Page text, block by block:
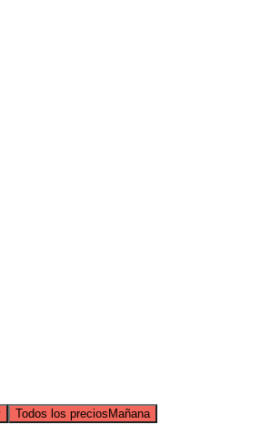
Todos los preciosMañana